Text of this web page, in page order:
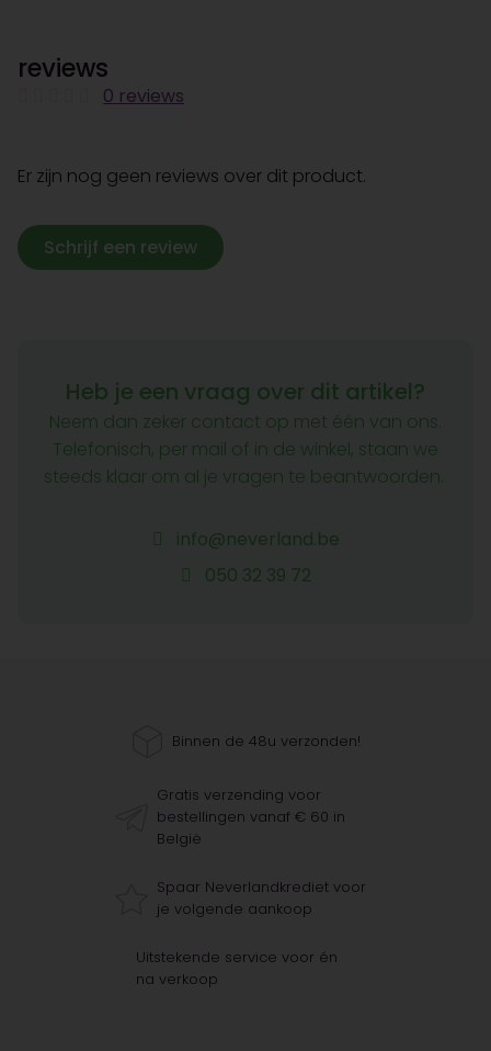
reviews
0 reviews
Er zijn nog geen reviews over dit product.
Schrijf een review
Heb je een vraag over dit artikel?
Neem dan zeker contact op met één van ons.
Telefonisch, per mail of in de winkel, staan we
steeds klaar om al je vragen te beantwoorden.
info@neverland.be
050 32 39 72
Binnen de 48u verzonden!
Gratis verzending voor
bestellingen vanaf € 60 in
België
Spaar Neverlandkrediet voor
je volgende aankoop
Uitstekende service voor én
na verkoop